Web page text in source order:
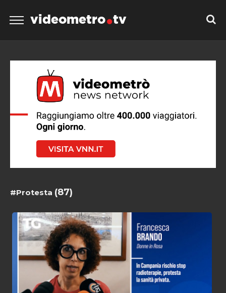
videometro tv
#Protesta (87)